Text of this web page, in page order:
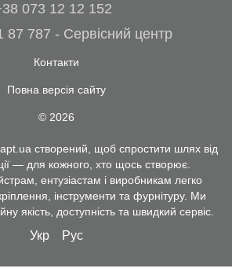
073 12 12 152
87 787 - Сервісний центр
Контакти
Повна версія сайту
© 2026
створений, щоб спростити шлях від
— для кожного, хто щось створює.
ентузіастам і виробникам легко
інструменти та фурнітуру. Ми
якість, доступність та швидкий сервіс.
Укр Рус